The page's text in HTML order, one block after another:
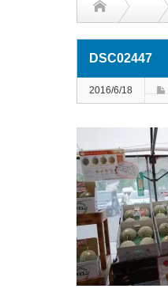
DSC02447
2016/6/18